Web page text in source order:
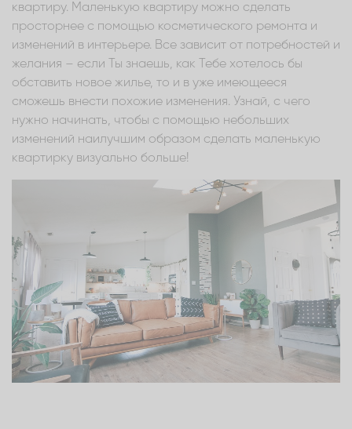
квартиру. Маленькую квартиру можно сделать
просторнее с помощью косметического ремонта и
изменений в интерьере. Все зависит от потребностей и
желания – если Ты знаешь, как Тебе хотелось бы
обставить новое жилье, то и в уже имеющееся
сможешь внести похожие изменения. Узнай, с чего
нужно начинать, чтобы с помощью небольших
изменений наилучшим образом сделать маленькую
квартирку визуально больше!